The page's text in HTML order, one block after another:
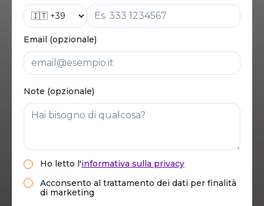
Email (opzionale)
Note (opzionale)
Ho letto l'informativa sulla privacy
Acconsento al trattamento dei dati per finalità
di marketing